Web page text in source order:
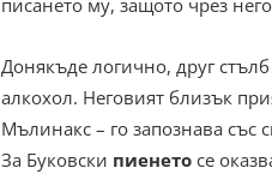
писането му, защото чрез
Донякъде логично, друг
алкохол. Неговият близък
Мълинакс – го запознава
За Буковски пиенето се